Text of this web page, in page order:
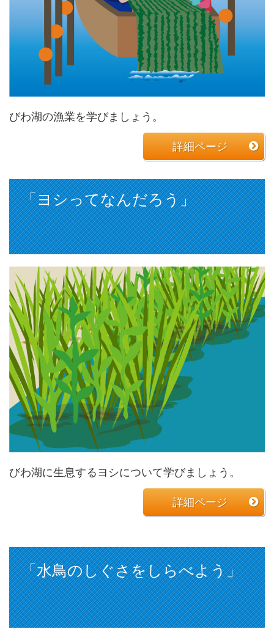
びわ湖の漁業を学びましょう。
詳細ページ
「ヨシってなんだろう」
びわ湖に生息するヨシについて学びましょう。
詳細ページ
「水鳥のしぐさをしらべよう」